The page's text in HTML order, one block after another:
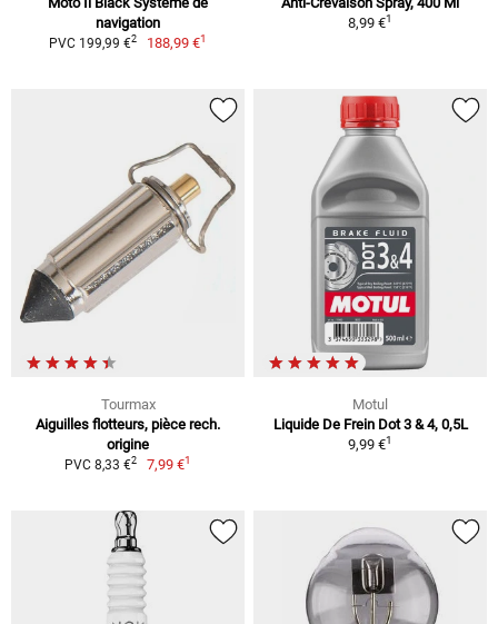
navigation
PVC 199,99 €2 188,99 €1
8,99 €1
Tourmax
Aiguilles flotteurs, pièce rech.
origine
PVC 8,33 €2 7,99 €1
Motul
Liquide De Frein Dot 3 & 4, 0,5L
9,99 €1